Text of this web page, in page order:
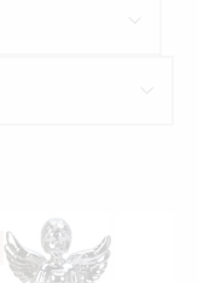
KATSO PIKANÄKYMÄ